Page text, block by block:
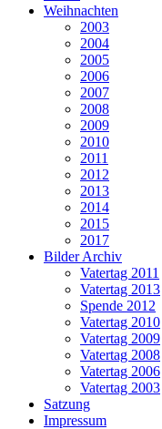
Weihnachten
2003
2004
2005
2006
2007
2008
2009
2010
2011
2012
2013
2014
2015
2017
Bilder Archiv
Vatertag 2011
Vatertag 2013
Spende 2012
Vatertag 2010
Vatertag 2009
Vatertag 2008
Vatertag 2006
Vatertag 2003
Satzung
Impressum